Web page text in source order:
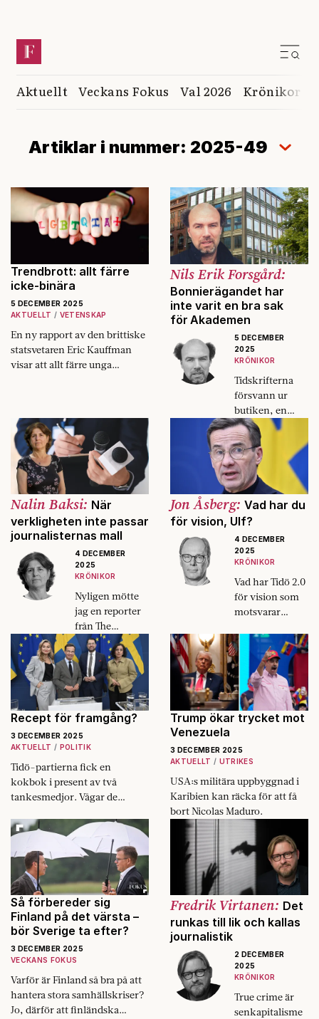
Aktuellt Veckans Fokus Val 2026 Krönikor
Artiklar i nummer: 2025-49
Trendbrott: allt färre
icke-binära
5 DECEMBER 2025
AKTUELLT
VETENSKAP
En ny rapport av den brittiske
statsvetaren Eric Kauffman
visar att allt färre unga
Nils Erik Forsgård:
Bonnierägandet har
inte varit en bra sak
för Akademen
5 DECEMBER
2025
KRÖNIKOR
Tidskrifterna
försvann ur
butiken, en
efter en. Och
den
svenskspråkiga
litteraturen, inte
minst
facklitteraturen
– ja, vart
försvann väl
den med en
svensk ägare?
Nalin Baksi: När
verkligheten inte passar
journalisternas mall
4 DECEMBER
2025
KRÖNIKOR
Nyligen mötte
jag en reporter
från The
Economist som
ville att jag
skulle bekräfta
något som inte
stämde med
min verklighet.
Jon Åsberg: Vad har du
för vision, Ulf?
4 DECEMBER
2025
KRÖNIKOR
Vad har Tidö 2.0
för vision som
motsvarar
arbetslinje?
Utan en sådan
blir det nog
svårt att få
förnyat
förtroende.
Recept för framgång?
3 DECEMBER 2025
AKTUELLT
POLITIK
Tidö-partierna fick en
kokbok i present av två
tankesmedjor. Vågar de
valet 2026?
Trump ökar trycket mot
Venezuela
3 DECEMBER 2025
AKTUELLT
UTRIKES
USA:s militära uppbyggnad i
Karibien kan räcka för att få
bort Nicolas Maduro.
Så förbereder sig
Finland på det värsta –
bör Sverige ta efter?
3 DECEMBER 2025
VECKANS FOKUS
Varför är Finland så bra på att
hantera stora samhällskriser?
Jo, därför att finländska
Fredrik Virtanen: Det
runkas till lik och kallas
journalistik
2 DECEMBER
2025
KRÖNIKOR
True crime är
senkapitalisme